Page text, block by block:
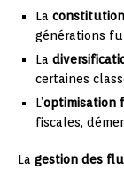
La
générations
La
certaines
L’optimisation
fiscales,
La gestion des